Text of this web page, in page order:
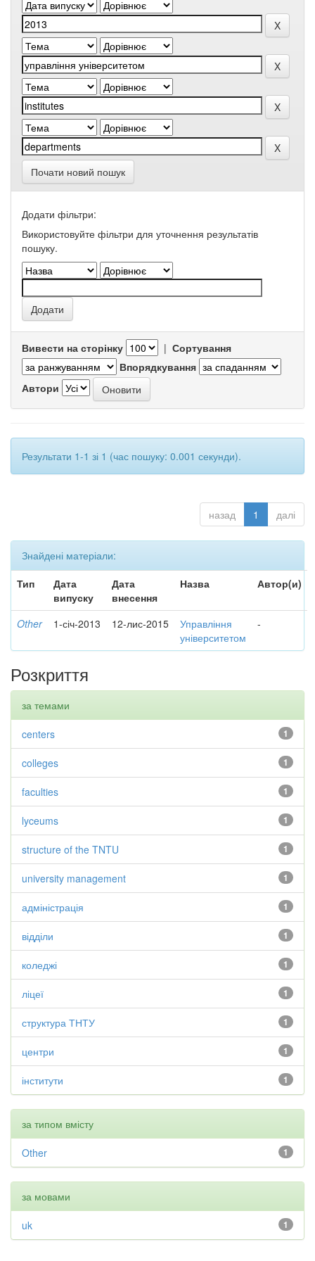
Почати новий пошук
Додати фільтри:
Використовуйте фільтри для уточнення результатів
пошуку.
Вивести на сторінку | Сортування
Впорядкування
Автори
Результати 1-1 зі 1 (час пошуку: 0.001 секунди).
назад 1 далі
Знайдені матеріали:
Тип
Дата
випуску
Дата
внесення
Назва Автор(и)
Other 1-січ-2013 12-лис-2015
Управління
університетом
-
Розкриття
за темами
1
centers
1
colleges
1
faculties
1
lyceums
1
structure of the TNTU
1
university management
1
адміністрація
1
відділи
1
коледжі
1
ліцеї
1
структура ТНТУ
1
центри
1
інститути
за типом вмісту
1
Other
за мовами
1
uk